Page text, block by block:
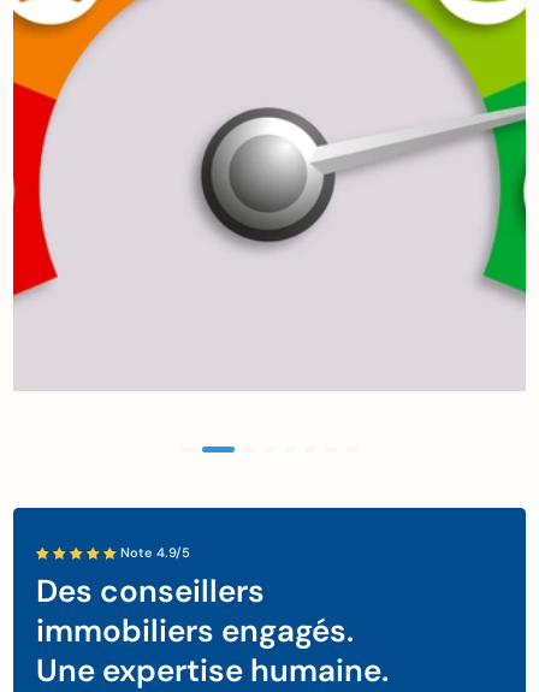
Note 4.9/5
Des conseillers
immobiliers engagés.
Une expertise humaine.